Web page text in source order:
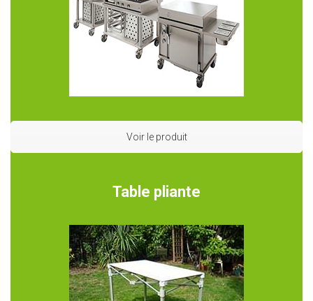
Voir le produit
Table pliante